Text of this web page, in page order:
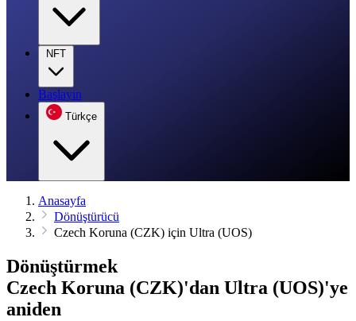
NFT
Başlayın
Türkçe
Anasayfa
Dönüştürücü
Czech Koruna (CZK) için Ultra (UOS)
Dönüştürmek
Czech Koruna (CZK)'dan Ultra (UOS)'ye
aniden